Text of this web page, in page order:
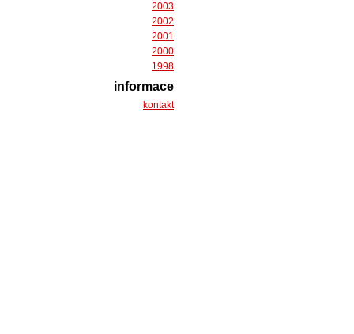
2003
2002
2001
2000
1998
informace
kontakt